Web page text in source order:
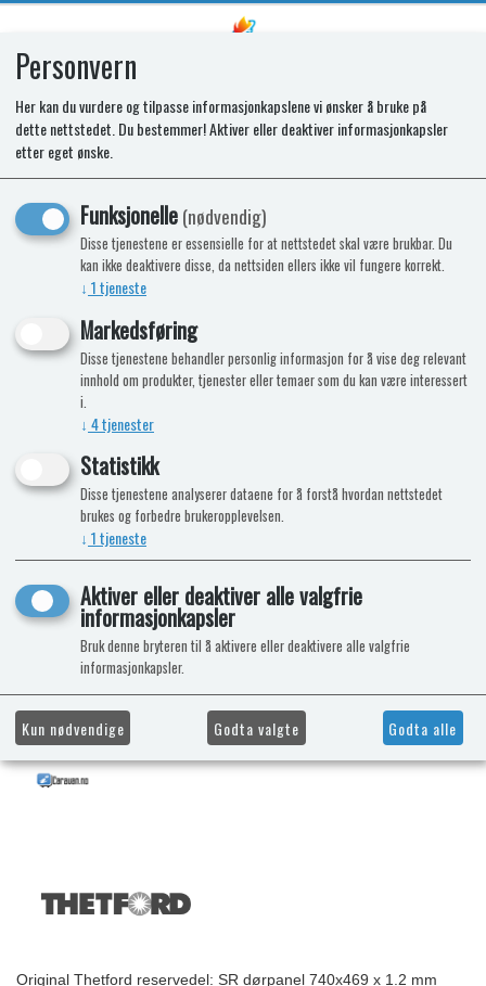
SR DOOR PANEL 740x469x1.2MM
N4097-N4104-N4112
Original Thetford reservedel: SR dørpanel 740x469 x 1.2 mm
Personvern
Her kan du vurdere og tilpasse informasjonkapslene vi ønsker å bruke på
dette nettstedet. Du bestemmer! Aktiver eller deaktiver informasjonkapsler
etter eget ønske.
Funksjonelle(nødvendig)
Disse tjenestene er essensielle for at nettstedet skal være brukbar. Du
kan ikke deaktivere disse, da nettsiden ellers ikke vil fungere korrekt.
↓ 1tjeneste
Markedsføring
Disse tjenestene behandler personlig informasjon for å vise deg relevant
innhold om produkter, tjenester eller temaer som du kan være interessert
i.
↓ 4tjenester
Statistikk
Disse tjenestene analyserer dataene for å forstå hvordan nettstedet
brukes og forbedre brukeropplevelsen.
↓ 1tjeneste
Aktiver eller deaktiver alle valgfrie
informasjonkapsler
Bruk denne bryteren til å aktivere eller deaktivere alle valgfrie
informasjonkapsler.
Kun nødvendige Godta valgte Godta alle